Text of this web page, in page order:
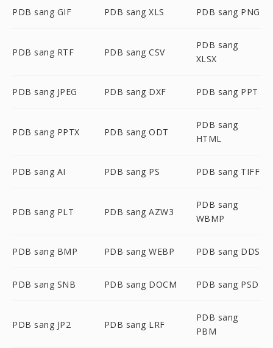
PDB sang GIF PDB sang XLS PDB sang PNG
PDB sang RTF PDB sang CSV
PDB sang
XLSX
PDB sang JPEG PDB sang DXF PDB sang PPT
PDB sang PPTX PDB sang ODT
PDB sang
HTML
PDB sang AI PDB sang PS PDB sang TIFF
PDB sang PLT PDB sang AZW3
PDB sang
WBMP
PDB sang BMP PDB sang WEBP PDB sang DDS
PDB sang SNB PDB sang DOCM PDB sang PSD
PDB sang JP2 PDB sang LRF
PDB sang
PBM